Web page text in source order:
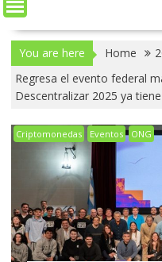
You are here Home
Regresa el evento federal
Descentralizar 2025 ya
Criptomonedas Eventos ONG